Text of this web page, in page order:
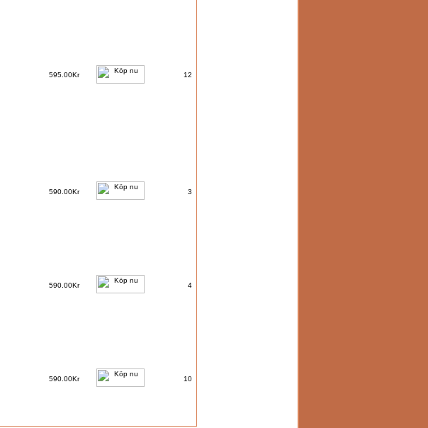
595.00Kr 12
590.00Kr 3
590.00Kr 4
590.00Kr 10